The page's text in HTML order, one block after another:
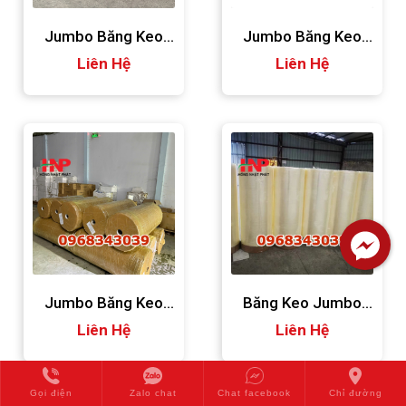
Jumbo Băng Keo
Đục
Liên Hệ
Jumbo Băng Keo
Trong
Liên Hệ
Jumbo Băng Keo
Opp
Liên Hệ
Băng Keo Jumbo
Dài 6000m
Liên Hệ
Gọi điện Zalo chat Chat facebook Chỉ đường